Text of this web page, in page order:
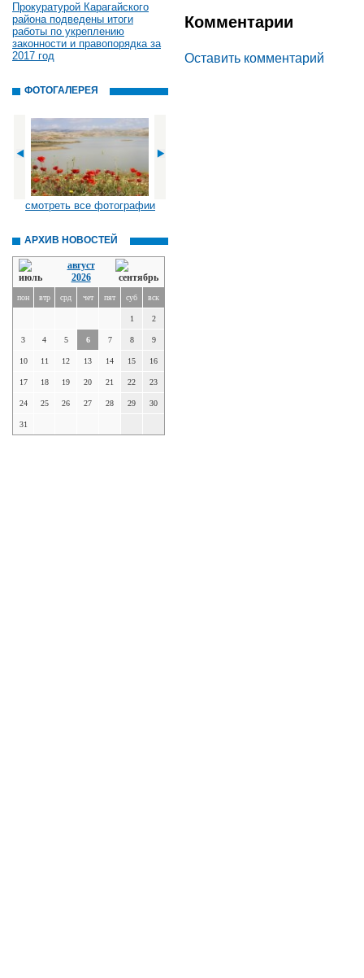
Прокуратурой Карагайского
района подведены итоги
работы по укреплению
законности и правопорядка за
2017 год
ФОТОГАЛЕРЕЯ
смотреть все фотографии
АРХИВ НОВОСТЕЙ
август
2026
пон втр срд чет пят суб вск
1 2
3 4 5 6 7 8 9
10 11 12 13 14 15 16
17 18 19 20 21 22 23
24 25 26 27 28 29 30
31
Комментарии
Оставить комментарий